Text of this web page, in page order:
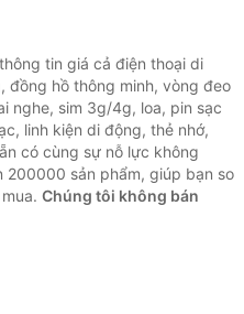
tin giá cả điện thoại di
đồng hồ thông minh, vòng đeo
nghe, sim 3g/4g, loa, pin sạc
linh kiện di động, thẻ nhớ,
có cùng sự nỗ lực không
sản phẩm, giúp bạn so
Chúng tôi không bán